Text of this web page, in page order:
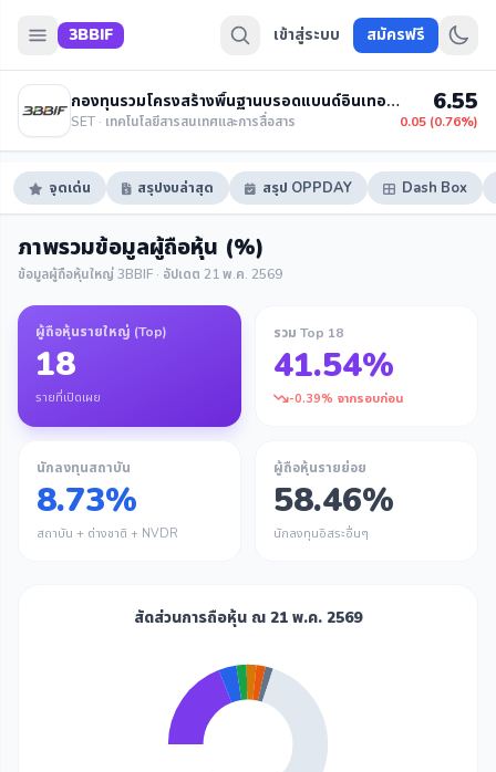
3BBIF เข้าสู่ระบบ สมัครฟรี
กองทุนรวมโครงสร้างพื้นฐานบรอดแบนด์อินเทอร์เน็ต สามบีบี
SET · เทคโนโลยีสารสนเทศและการสื่อสาร
6.55
0.05 (0.76%)
จุดเด่น สรุปงบล่าสุด สรุป OPPDAY Dash Box
ภาพรวมข้อมูลผู้ถือหุ้น (%)
ข้อมูลผู้ถือหุ้นใหญ่ 3BBIF · อัปเดต 21 พ.ค. 2569
ผู้ถือหุ้นรายใหญ่ (Top)
18
รายที่เปิดเผย
รวม Top 18
41.54%
-0.39% จากรอบก่อน
นักลงทุนสถาบัน
8.73%
สถาบัน + ต่างชาติ + NVDR
ผู้ถือหุ้นรายย่อย
58.46%
นักลงทุนอิสระอื่นๆ
สัดส่วนการถือหุ้น ณ 21 พ.ค. 2569